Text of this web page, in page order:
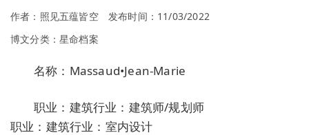
作者：照见五蕴皆空
发布时间：11/03/2022
博文分类： 星命档案
名称：Massaud•Jean-Marie
职业：建筑行业：建筑师/规划师
职业：建筑行业：室内设计